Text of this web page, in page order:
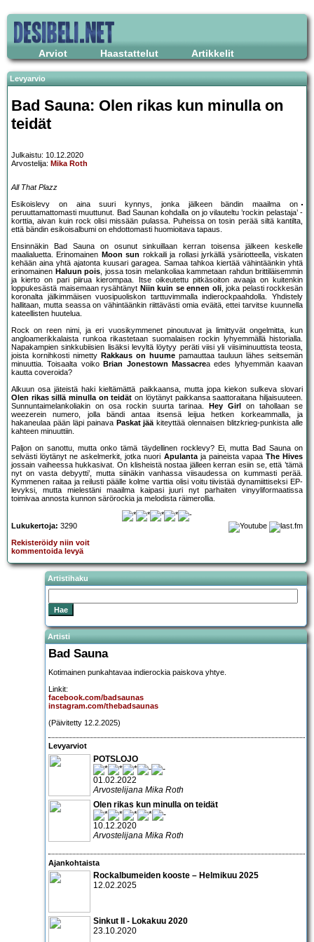
Arviot Haastattelut Artikkelit
Levyarvio
Bad Sauna: Olen rikas kun minulla on
teidät
Julkaistu: 10.12.2020
Arvostelija: Mika Roth
All That Plazz
Esikoislevy on aina suuri kynnys, jonka jälkeen bändin maailma on
peruuttamattomasti muuttunut. Bad Saunan kohdalla on jo vilauteltu ’rockin pelastaja’ -
korttia, aivan kuin rock olisi missään pulassa. Puheissa on tosin perää siltä kantilta,
että bändin esikoisalbumi on ehdottomasti huomioitava tapaus.
Ensinnäkin Bad Sauna on osunut sinkuillaan kerran toisensa jälkeen keskelle
maalialuetta. Erinomainen Moon sun rokkaili ja rollasi jyrkällä ysäriotteella, viskaten
kehään aina yhtä ajatonta kuusari garagea. Samaa tahkoa kiertää vähintäänkin yhtä
erinomainen Haluun pois, jossa tosin melankoliaa kammetaan rahdun brittiläisemmin
ja kierto on pari piirua kierompaa. Itse oikeutettu pitkäsoiton avaaja on kuitenkin
loppukesästä maisemaan rysähtänyt Niin kuin se ennen oli, joka pelasti rockkesän
koronalta jälkimmäisen vuosipuoliskon tarttuvimmalla indierockpaahdolla. Yhdistely
hallitaan, mutta seassa on vähintäänkin riittävästi omia eväitä, ettei tarvitse kuunnella
kateellisten huutelua.
Rock on reen nimi, ja eri vuosikymmenet pinoutuvat ja limittyvät ongelmitta, kun
angloamerikkalaista runkoa rikastetaan suomalaisen rockin lyhyemmällä historialla.
Napakampien sinkkubiisien lisäksi levyltä löytyy peräti viisi yli viisiminuuttista teosta,
joista kornihkosti nimetty Rakkaus on huume pamauttaa tauluun lähes seitsemän
minuuttia. Toisaalta voiko Brian Jonestown Massacrea edes lyhyemmän kaavan
kautta coveroida?
Alkuun osa jäteistä haki kieltämättä paikkaansa, mutta jopa kiekon sulkeva slovari
Olen rikas sillä minulla on teidät on löytänyt paikkansa saattoraitana hiljaisuuteen.
Sunnuntaimelankoliakin on osa rockin suurta tarinaa.
Hey Girl
on tahollaan se
weezerein numero, jolla bändi antaa itsensä leijua hetken korkeammalla, ja
hakaneulaa pään läpi painava Paskat jääkiteyttää olennaisen blitzkrieg-punkista alle
kahteen minuuttiin.
Paljon on sanottu, mutta onko tämä täydellinen rocklevy? Ei, mutta Bad Sauna on
selvästi löytänyt ne askelmerkit, jotka nuori Apulantaja paineista vapaa The Hives
jossain vaiheessa hukkasivat. On klisheistä nostaa jälleen kerran esiin se, että ’tämä
nyt on vasta debyytti’, mutta siinäkin vanhassa viisaudessa on kummasti perää.
Kymmenen raitaa ja reilusti päälle kolme varttia olisi voitu tiivistää dynamiittiseksi EP-
levyksi, mutta mielestäni maailma kaipasi juuri nyt parhaiten vinyyliformaatissa
toimivaa annosta kunnon särörockia ja melodista räimerollia.
Lukukertoja: 3290
Rekisteröidy niin voit
kommentoida levyä
Artistihaku
Artisti
Bad Sauna
Kotimainen punkahtavaa indierockia paiskova yhtye.
Linkit:
facebook.com/badsaunas
instagram.com/thebadsaunas
(Päivitetty 12.2.2025)
Levyarviot
POTSLOJO
01.02.2022
Arvostelijana Mika Roth
Olen rikas kun minulla on teidät
10.12.2020
Arvostelijana Mika Roth
Ajankohtaista
Rockalbumeiden kooste – Helmikuu 2025
12.02.2025
Sinkut II - Lokakuu 2020
23.10.2020